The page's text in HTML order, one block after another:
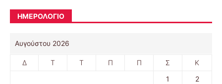
ΗΜΕΡΟΛΟΓΙΟ
Αυγούστου 2026
Δ Τ Τ Π Π Σ Κ
1
2